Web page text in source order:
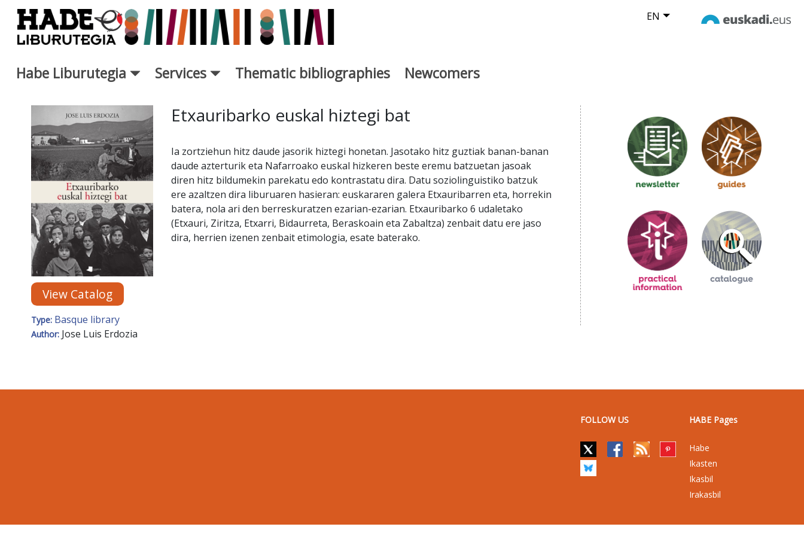
Skip to Main Content EN
Habe Liburutegia Services Thematic bibliographies Newcomers
New Books Card - Liburutegia
View Catalog
Type: Basque library
Author: Jose Luis Erdozia
Etxauribarko euskal hiztegi bat
Ia zortziehun hitz daude jasorik hiztegi honetan. Jasotako hitz guztiak banan-banan
daude azterturik eta Nafarroako euskal hizkeren beste eremu batzuetan jasoak
diren hitz bildumekin parekatu edo kontrastatu dira. Datu soziolinguistiko batzuk
ere azaltzen dira liburuaren hasieran: euskararen galera Etxauribarren eta, horrekin
batera, nola ari den berreskuratzen ezarian-ezarian. Etxauribarko 6 udaletako
(Etxauri, Ziritza, Etxarri, Bidaurreta, Beraskoain eta Zabaltza) zenbait datu ere jaso
dira, herrien izenen zenbait etimologia, esate baterako.
FOLLOW US HABE Pages
Habe
Ikasten
Ikasbil
Irakasbil